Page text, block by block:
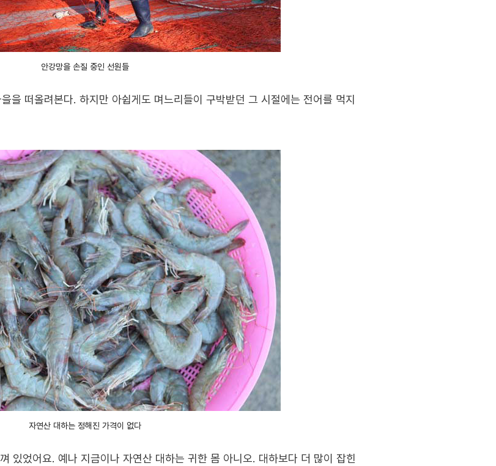
안강망을 손질 중인 선원들
을 떠올려본다. 하지만 아쉽게도 며느리들이 구박받던 그 시절에는 전어를 먹지
자연산 대하는 정해진 가격이 없다
있었어요. 예나 지금이나 자연산 대하는 귀한 몸 아니오. 대하보다 더 많이 잡힌